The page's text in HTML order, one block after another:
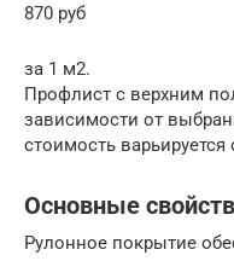
870 руб
за 1 м2.
Профлист с верхним
зависимости от
стоимость варьируется
Основные
Рулонное покрытие